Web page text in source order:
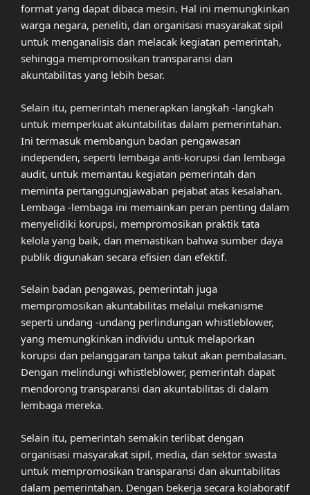
format yang dapat dibaca mesin. Hal ini memungkinkan
warga negara, peneliti, dan organisasi masyarakat sipil
untuk menganalisis dan melacak kegiatan pemerintah,
sehingga mempromosikan transparansi dan
akuntabilitas yang lebih besar.
Selain itu, pemerintah menerapkan langkah -langkah
untuk memperkuat akuntabilitas dalam pemerintahan.
Ini termasuk membangun badan pengawasan
independen, seperti lembaga anti-korupsi dan lembaga
audit, untuk memantau kegiatan pemerintah dan
meminta pertanggungjawaban pejabat atas kesalahan.
Lembaga -lembaga ini memainkan peran penting dalam
menyelidiki korupsi, mempromosikan praktik tata
kelola yang baik, dan memastikan bahwa sumber daya
publik digunakan secara efisien dan efektif.
Selain badan pengawas, pemerintah juga
mempromosikan akuntabilitas melalui mekanisme
seperti undang -undang perlindungan whistleblower,
yang memungkinkan individu untuk melaporkan
korupsi dan pelanggaran tanpa takut akan pembalasan.
Dengan melindungi whistleblower, pemerintah dapat
mendorong transparansi dan akuntabilitas di dalam
lembaga mereka.
Selain itu, pemerintah semakin terlibat dengan
organisasi masyarakat sipil, media, dan sektor swasta
untuk mempromosikan transparansi dan akuntabilitas
dalam pemerintahan. Dengan bekerja secara kolaboratif